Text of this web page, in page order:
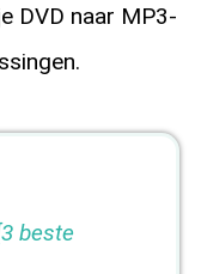
DVD naar MP3-
beste